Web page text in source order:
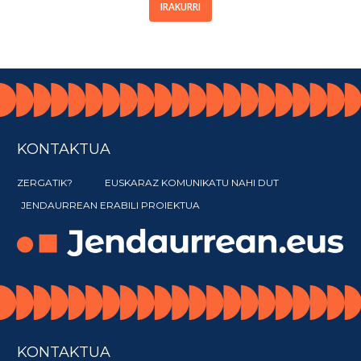
IRAKURRI
KONTAKTUA
ZERGATIK?
EUSKARAZ KOMUNIKATU NAHI DUT
JENDAURREAN ERABILI PROIEKTUA
KONTAKTUA